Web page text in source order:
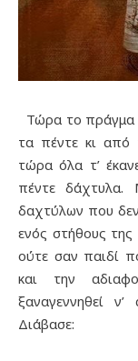
Τώρα το πράγμα
τα πέντε κι
τώρα όλα τ’
πέντε
δαχτύλων που
ενός στήθους
ούτε σαν παιδί
και την
ξαναγεννηθεί
Διάβασε: